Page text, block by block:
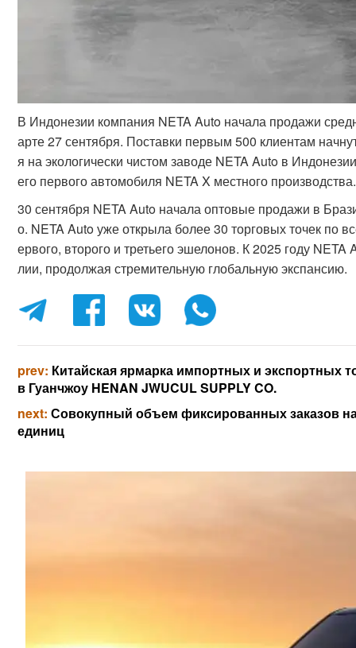
В Индонезии компания NETA Auto начала продажи
арте 27 сентября. Поставки первым 500 клиентам
я на экологически чистом заводе NETA Auto в
его первого автомобиля NETA X местного производства.
30 сентября NETA Auto начала оптовые продажи в
о. NETA Auto уже открыла более 30 торговых точек по
ервого, второго и третьего эшелонов. К 2025 году
лии, продолжая стремительную глобальную экспансию.
prev: Китайская ярмарка импортных и экспортных
в Гуанчжоу HENAN JWUCUL SUPPLY CO.
next:Совокупный объем фиксированных заказов
единиц